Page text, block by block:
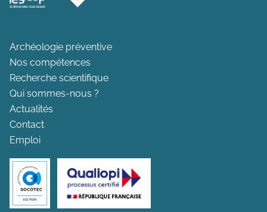
Archéologie préventive
Nos compétences
Recherche scientifique
Qui sommes-nous ?
Actualités
Contact
Emploi